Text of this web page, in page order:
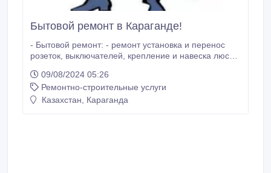
Бытовой ремонт в Караганде!
- Бытовой ремонт: - ремонт установка и перенос
розеток, выключателей, крепление и навеска люстр,
установка плинтусов, порожков, отбойников; -
настил ламината, линолеума, кавролина; - кладка
09/08/2024 05:26
Ремонтно-строительные услуги
Казахстан, Караганда